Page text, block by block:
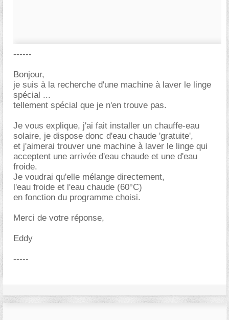
------
Bonjour,
je suis à la recherche d'une machine à laver le linge
spécial ...
tellement spécial que je n'en trouve pas.
Je vous explique, j'ai fait installer un chauffe-eau
solaire, je dispose donc d'eau chaude 'gratuite',
et j'aimerai trouver une machine à laver le linge qui
acceptent une arrivée d'eau chaude et une d'eau
froide.
Je voudrai qu'elle mélange directement,
l'eau froide et l'eau chaude (60°C)
en fonction du programme choisi.
Merci de votre réponse,
Eddy
-----